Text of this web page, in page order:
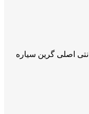
اصلی گرین سیاره